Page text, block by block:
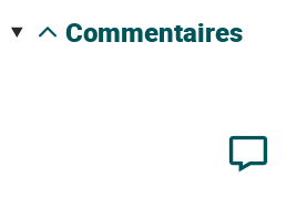
commentaires